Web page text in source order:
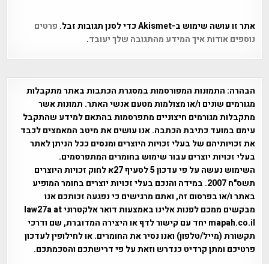
אתר זו עושה שימוש ב-Akismet כדי לסנן תגובות זבל.
פרטים
נוספים אודות איך המידע מהתגובה שלך יעובד.
הבהרה: התמונות המפורסמות במסגרת הכתבות באתר מתקבלות
מגורמים שונים ו/או מצולמות מטעם אנשי האתר. תמונות אשר
מתקבלות מגורמים חיצוניים מתפרסמות בהתאם למידע שהתקבל
עימם במועד כתיבת הכתבה. אנו עושים את מיטב המאמצים לכבד
את זכויותיהם של בעלי זכויות היוצרים ומנסים ככל הניתן לאתר
בעלי זכויות יוצרים עבור שימוש בחומרים המתפרסמים.
השימוש נעשה על פי עדכון 5 לסעיף 27א לחוק זכויות היוצרים
תשס"ח 2007. במידה והנכם בעלי זכויות יוצרים בחומר המופיע
באתר ו/או בפרסום זה, ואתם מרגישים כי נפגעה זכותכם אנו
מבקשים ממכם לפנות אלינו באמצעות דואר אלקטרוני law27a at
mapah.co.il יחד עם קישור לדף או היצירה המדוברת, שם ודרכי
תקשורת (מייל/טלפון) ואנו נסיר את החומרים. או לחילופין לעדכון
פרטיכם ומתן קרדיט כנדרש וזאת על פי דרישתכם והסכמתכם.